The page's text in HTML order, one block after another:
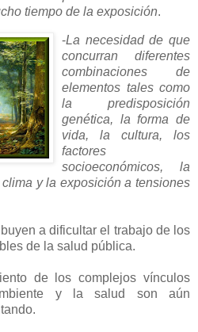
tiempo de la exposición.
-La necesidad de que
concurran diferentes
combinaciones de
elementos tales como
la predisposición
genética, la forma de
vida, la cultura, los
factores
socioeconómicos, la
y la exposición a tensiones
a dificultar el trabajo de los
de la salud pública.
de los complejos vínculos
y la salud son aún